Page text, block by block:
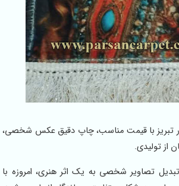
با قیمت مناسب، چاپ دقیق عکس شخصی،
شخصی به یک اثر هنری، امروزه با